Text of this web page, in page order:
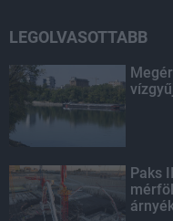
LEGOLVASOTTABB
Paks